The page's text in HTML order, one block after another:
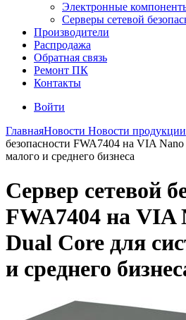
Электронные
Серверы сетевой
Производители
Распродажа
Обратная связь
Ремонт ПК
Контакты
Войти
ГлавнаяНовости Новости продукции
безопасности FWA7404 на VIA
малого и среднего бизнеса
Сервер сетевой
FWA7404 на VIA
Dual Core для
и среднего